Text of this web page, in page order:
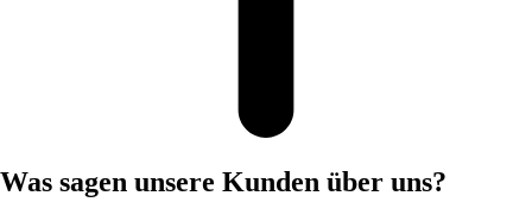
Was sagen unsere Kunden über uns?